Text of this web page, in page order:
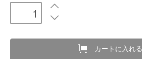
カートに入れる